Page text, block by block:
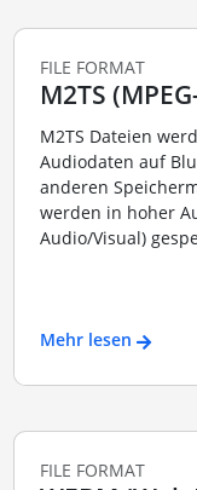
FILE FORMAT
M2TS
M2TS Dateien
Audiodaten auf
anderen
werden in hoher
Audio/Visual)
Mehr lesen
FILE FORMAT